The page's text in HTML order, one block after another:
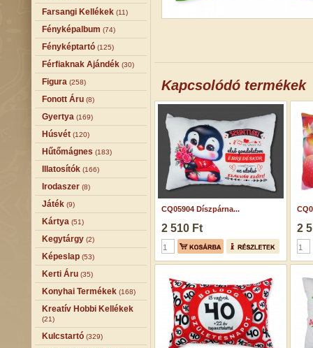
Farsangi Kellékek (11)
Fényképalbum (74)
Fényképtartó (125)
Férfiaknak Ajándék (30)
Figura (258)
Fonott Áru (8)
Gyertya (169)
Húsvét (120)
Hűtőmágnes (183)
Illatosítók (166)
Irodaszer (8)
Játék (9)
Kártya (51)
Kegytárgy (2)
Képeslap (53)
Kerti Áru (35)
Konyhai Termékek (168)
Kreatív Hobbi Kellékek
(21)
Kulcstartó (329)
Kapcsolódó termékek
CQ05904 Díszpárna...
2 510 Ft 2